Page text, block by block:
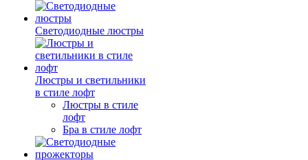
Светодиодные люстры
Люстры и светильники
в стиле лофт
Люстры в стиле
лофт
Бра в стиле лофт